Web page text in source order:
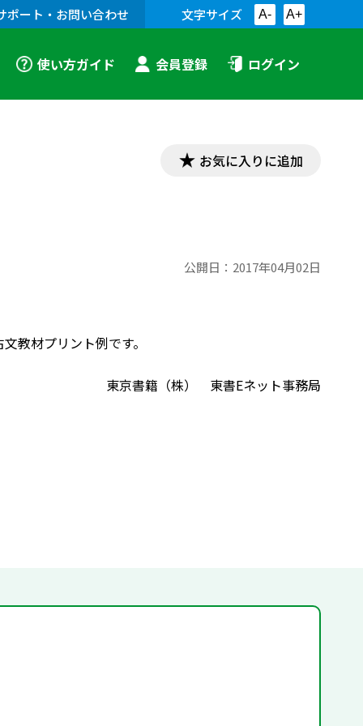
ポート・お問い合わせ 文字サイズ A- A+
使い方ガイド 会員登録 ログイン
お気に入りに追加
公開日： 2017年04月02日
教材プリント例です。
東京書籍（株） 東書Eネット事務局